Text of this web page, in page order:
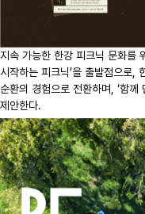
지속 가능한 한강 피크닉 문화를
시작하는 피크닉’을 출발점으로,
순환의 경험으로 전환하며, ‘함께
제안한다.